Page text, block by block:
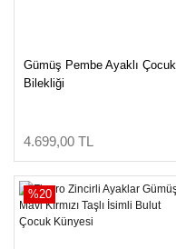
Gümüş Pembe Ayaklı Çocuk
Bilekliği
4.699,00 TL
%20